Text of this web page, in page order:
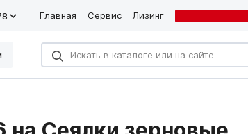
Главная Сервис Лизинг